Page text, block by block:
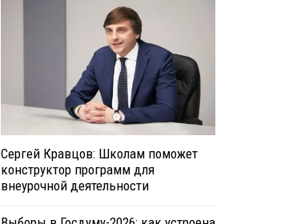
Сергей Кравцов: Школам поможет
конструктор программ для
внеурочной деятельности